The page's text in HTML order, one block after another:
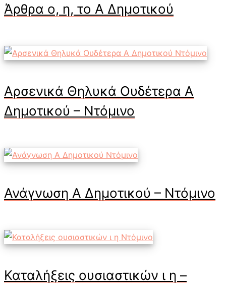
Άρθρα ο, η, το Α Δημοτικού
Αρσενικά Θηλυκά Ουδέτερα Α
Δημοτικού – Ντόμινο
Ανάγνωση Α Δημοτικού – Ντόμινο
Καταλήξεις ουσιαστικών ι η –